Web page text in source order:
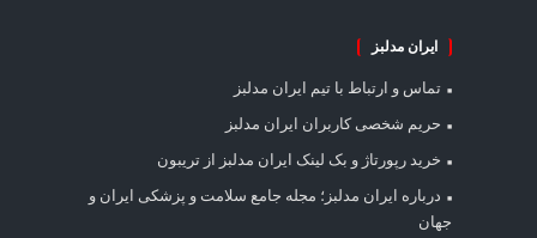
ایران مدلبز
تماس و ارتباط با تیم ایران مدلبز
حریم شخصی کاربران ایران مدلبز
خرید رپورتاژ و بک لینک ایران مدلبز از تریبون
درباره ایران مدلبز؛ مجله جامع سلامت و پزشکی ایران و
جهان